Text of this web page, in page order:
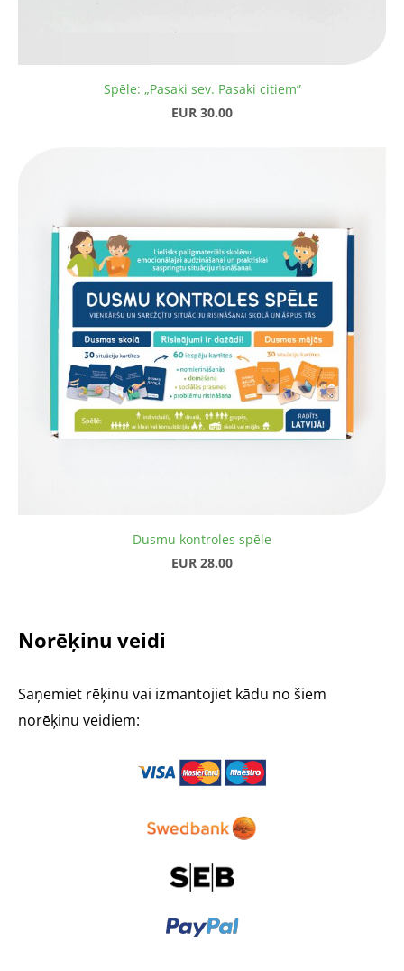
Norēķinu veidi
Saņemiet rēķinu vai izmantojiet kādu no šiem
norēķinu veidiem:
Spēle: „Pasaki sev. Pasaki citiem”
EUR 30.00
Dusmu kontroles spēle
EUR 28.00